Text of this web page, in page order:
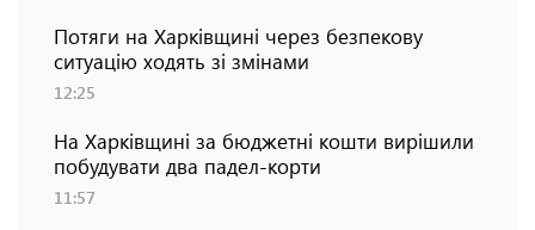
Потяги на Харківщині через безпекову
ситуацію ходять зі змінами
12:25
На Харківщині за бюджетні кошти вирішили
побудувати два падел-корти
11:57